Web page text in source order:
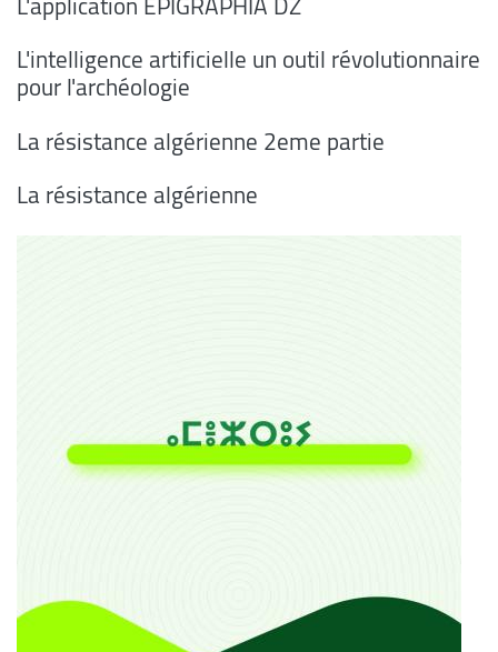
L'intelligence artificielle un outil révolutionnaire
pour l'archéologie
La résistance algérienne 2eme partie
La résistance algérienne